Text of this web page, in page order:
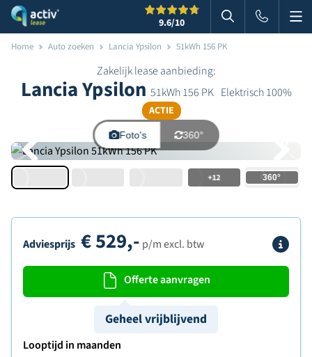
9.6/10 Zoeken in
Home Auto zoeken Lancia Ypsilon 51kWh 156 PK
Zakelijk lease aanbieding:
Lancia Ypsilon 51kWh 156 PK Elektrisch 100%
ACTIE
Foto's 360°
+12
Adviesprijs €529,- p/m excl. btw
Offerte aanvragen
Geheel vrijblijvend
Looptijd in maanden